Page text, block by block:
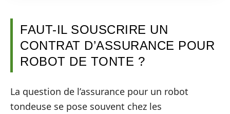
FAUT-IL SOUSCRIRE UN
CONTRAT D’ASSURANCE POUR
ROBOT DE TONTE ?
La question de l’assurance pour un robot
tondeuse se pose souvent chez les